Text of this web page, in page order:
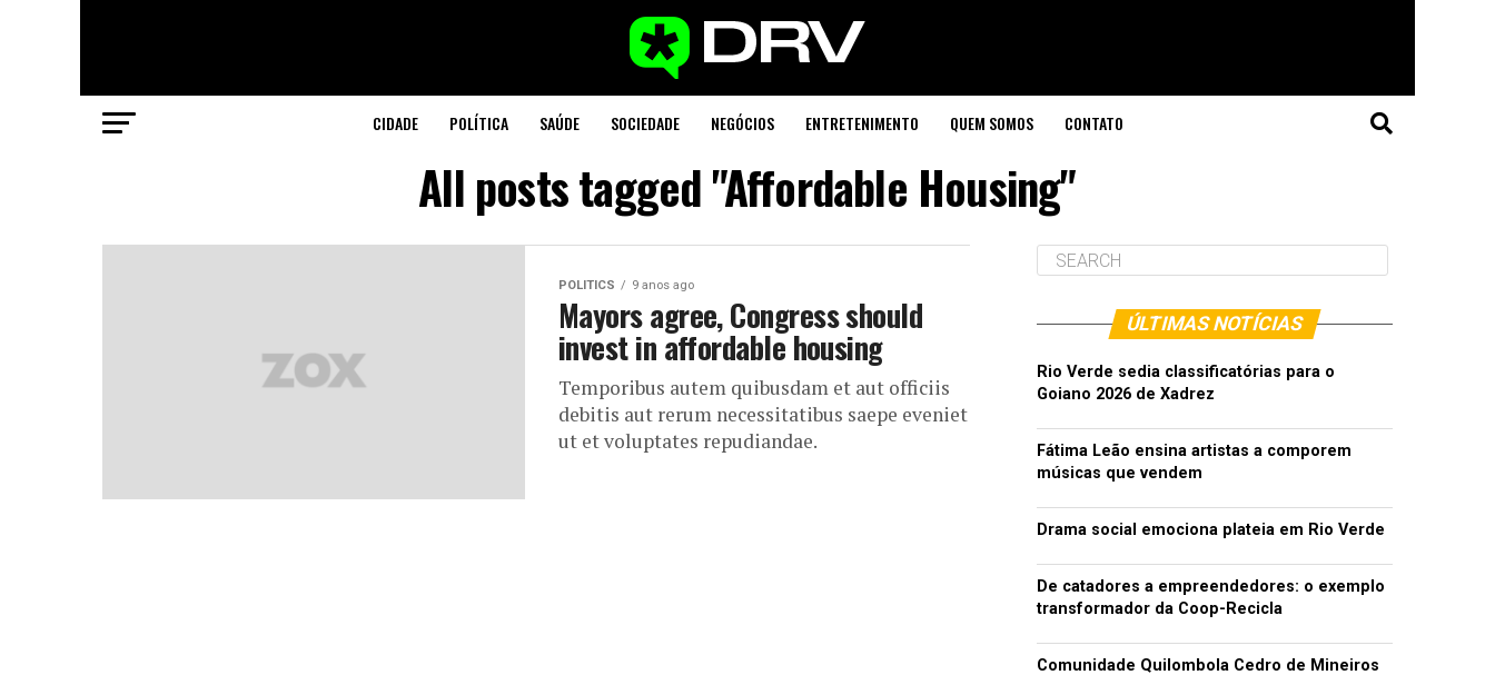
CIDADE POLÍTICA SAÚDE SOCIEDADE NEGÓCIOS ENTRETENIMENTO QUEM SOMOS CONTATO
All posts tagged "Affordable Housing"
POLITICS 9 anos ago
Mayors agree, Congress should
invest in affordable housing
Temporibus autem quibusdam et aut officiis
debitis aut rerum necessitatibus saepe eveniet
ut et voluptates repudiandae.
ÚLTIMAS NOTÍCIAS
Rio Verde sedia classificatórias para o
Goiano 2026 de Xadrez
Fátima Leão ensina artistas a comporem
músicas que vendem
Drama social emociona plateia em Rio Verde
De catadores a empreendedores: o exemplo
transformador da Coop-Recicla
Comunidade Quilombola Cedro de Mineiros